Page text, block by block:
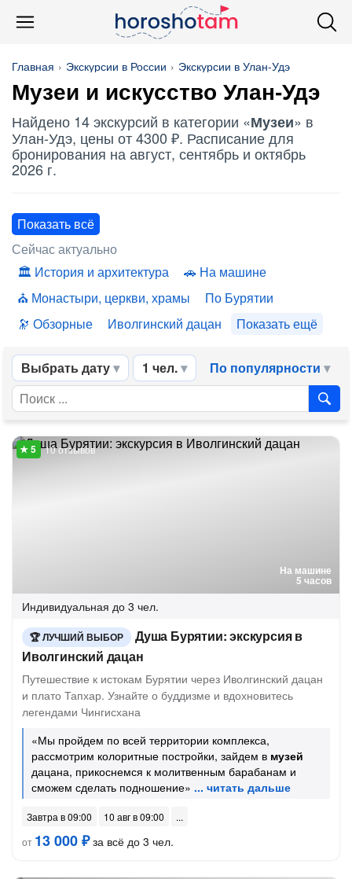
Главная Экскурсии в России Экскурсии в Улан-Удэ
Музеи и искусство Улан-Удэ
Найдено 14 экскурсий в категории «Музеи» в
Улан-Удэ, цены от 4300 ₽. Расписание для
бронирования на август, сентябрь и октябрь
2026 г.
Показать всё
Сейчас актуально
История и архитектура
На машине
Монастыри, церкви, храмы
По Бурятии
Обзорные
Иволгинский дацан Показать ещё
Выбрать дату 1 чел. По популярности
На машине
5 часов
10 отзывов
Индивидуальная до 3 чел.
ЛУЧШИЙ ВЫБОР
Душа Бурятии: экскурсия в
Иволгинский дацан
Путешествие к истокам Бурятии через Иволгинский дацан
и плато Тапхар. Узнайте о буддизме и вдохновитесь
легендами Чингисхана
«Мы пройдем по всей территории комплекса,
рассмотрим колоритные постройки, зайдем в музей
дацана, прикоснемся к молитвенным барабанам и
сможем сделать подношение»
Завтра в 09:00
10 авг в 09:00
от 13 000 ₽за всё до 3 чел.